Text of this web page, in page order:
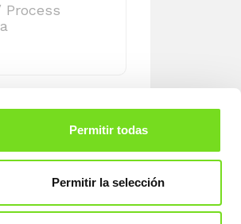
Permitir todas
Permitir la selección
Legal warning